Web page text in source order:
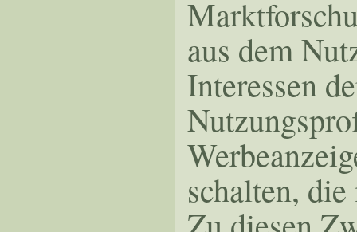
aus dem
Interessen
schalten,